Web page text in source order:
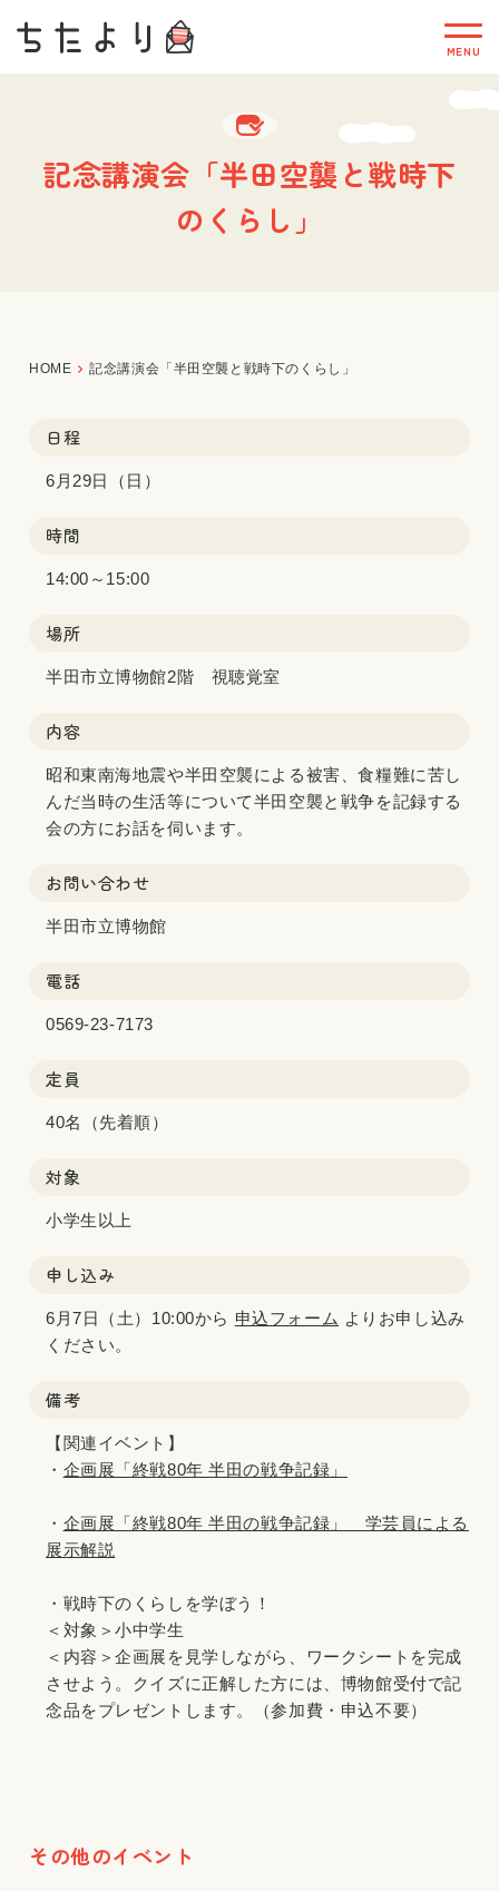
記念講演会「半田空襲と戦時下
のくらし」
HOME 記念講演会「半田空襲と戦時下のくらし」
日程
6月29日（日）
時間
14:00～15:00
場所
半田市立博物館2階 視聴覚室
内容
昭和東南海地震や半田空襲による被害、食糧難に苦し
んだ当時の生活等について半田空襲と戦争を記録する
会の方にお話を伺います。
お問い合わせ
半田市立博物館
電話
0569-23-7173
定員
40名（先着順）
対象
小学生以上
申し込み
6月7日（土）10:00から 申込フォーム よりお申し込み
ください。
備考
【関連イベント】
・ 企画展「終戦80年 半田の戦争記録」
・ 企画展「終戦80年 半田の戦争記録」 学芸員による
展示解説
・戦時下のくらしを学ぼう！
＜対象＞小中学生
＜内容＞企画展を見学しながら、ワークシートを完成
させよう。クイズに正解した方には、博物館受付で記
念品をプレゼントします。（参加費・申込不要）
その他のイベント